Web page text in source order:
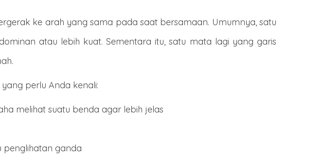
ke arah yang sama pada saat bersamaan. Umumnya, satu
atau lebih kuat. Sementara itu, satu mata lagi yang garis
perlu Anda kenali:
melihat suatu benda agar lebih jelas
penglihatan ganda